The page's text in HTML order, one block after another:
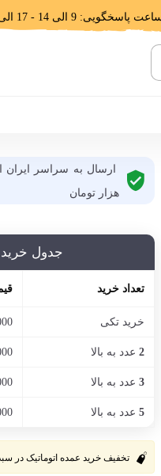
هزار تومان
جدول
تعداد خرید
خرید تکی
2عدد به بالا
3عدد به بالا
5عدد به بالا
تخفیف خرید عمده اتوماتیک در